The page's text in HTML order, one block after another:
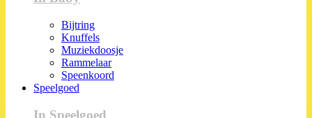
Bijtring
Knuffels
Muziekdoosje
Rammelaar
Speenkoord
Speelgoed
In Speelgoed